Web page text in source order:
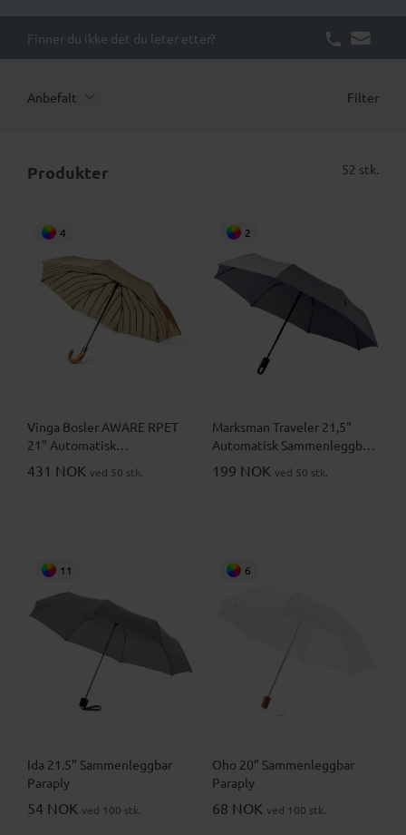
Finner du ikke det du leter etter?
Anbefalt Filter
Produkter 52 stk.
4
Vinga Bosler AWARE RPET
21" Automatisk
Sammenleggbar Paraply
431 NOK ved 50 stk.
2
Marksman Traveler 21,5"
Automatisk Sammenleggbar
Paraply
199 NOK ved 50 stk.
11
Ida 21.5" Sammenleggbar
Paraply
54 NOK ved 100 stk.
6
Oho 20” Sammenleggbar
Paraply
68 NOK ved 100 stk.